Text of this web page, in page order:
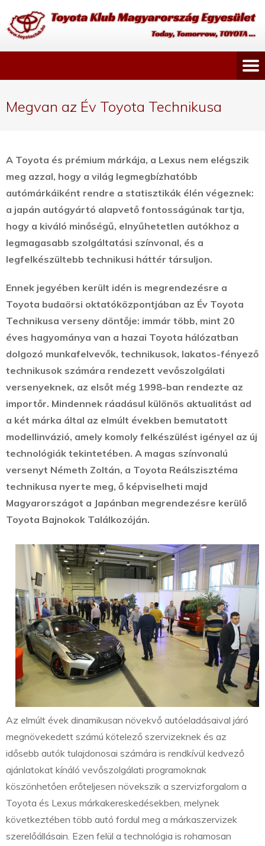
Megvan az Év Toyota Technikusa
A Toyota és prémium márkája, a Lexus nem elégszik
meg azzal, hogy a világ legmegbízhatóbb
autómárkáiként rendre a statisztikák élén végeznek:
a japán autógyártó alapvető fontosságúnak tartja,
hogy a kiváló minőségű, elnyűhetetlen autókhoz a
legmagasabb szolgáltatási színvonal, és a
legfelkészültebb technikusi háttér társuljon.
Ennek jegyében került idén is megrendezésre a
Toyota budaörsi oktatóközpontjában az Év Toyota
Technikusa verseny döntője: immár több, mint 20
éves hagyománya van a hazai Toyota hálózatban
dolgozó munkafelvevők, technikusok, lakatos-fényező
technikusok számára rendezett vevőszolgálati
versenyeknek, az elsőt még 1998-ban rendezte az
importőr. Mindennek ráadásul különös aktualitást ad
a két márka által az elmúlt években bemutatott
modellinvázió, amely komoly felkészülést igényel az új
technológiák tekintetében. A magas színvonalú
versenyt Németh Zoltán, a Toyota Reálszisztéma
technikusa nyerte meg, ő képviselheti majd
Magyarországot a Japánban megrendezésre kerülő
Toyota Bajnokok Találkozóján.
Az elmúlt évek dinamikusan növekvő autóeladásaival járó
megnövekedett számú kötelező szervizeknek és az
idősebb autók tulajdonosai számára is rendkívül kedvező
ajánlatokat kínáló vevőszolgálati programoknak
köszönhetően erőteljesen növekszik a szervizforgalom a
Toyota és Lexus márkakereskedésekben, melynek
következtében több autó fordul meg a márkaszervizek
szerelőállásain. Ezen felül a technológia is rohamosan